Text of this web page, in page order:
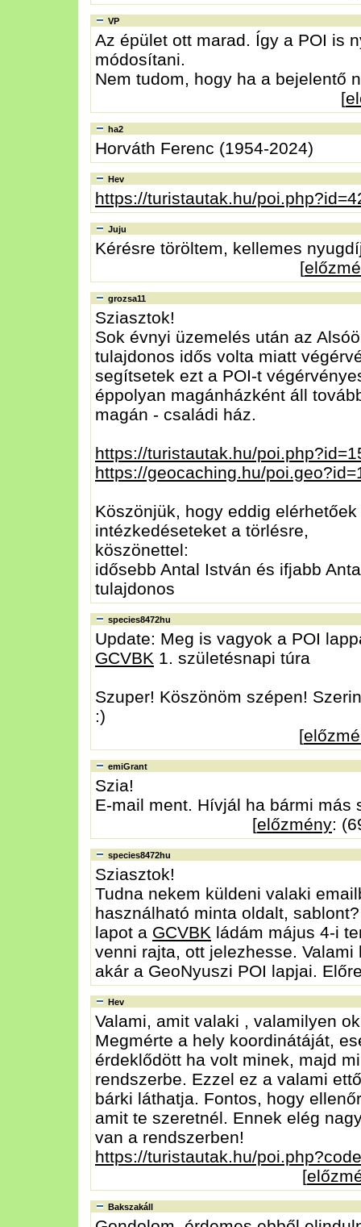
VP
Az épület ott marad. Így a POI is
módosítani.
Nem tudom, hogy ha a bejelentő
[
ha2
Horváth Ferenc (1954-2024)
Hev
https://turistautak.hu/
Juju
Kérésre töröltem, kellemes
[
grozsa11
Sziasztok!
Sok évnyi üzemelés után az
tulajdonos idős volta miatt
segítsetek ezt a POI-t
éppolyan magánházként áll
magán - családi ház.
https://turistautak.hu/
https://geocaching.hu/
Köszönjük, hogy eddig
intézkedéseteket a törlésre,
köszönettel:
idősebb Antal István és ifjabb
tulajdonos
species8472hu
Update: Meg is vagyok a POI
GCVBK 1. születésnapi túra
Szuper! Köszönöm szépen!
:)
[
emiGrant
Szia!
E-mail ment. Hívjál ha bármi más
[előzmény:
species8472hu
Sziasztok!
Tudna nekem küldeni valaki
használható minta oldalt,
lapot a GCVBK ládám május 4-i
venni rajta, ott jelezhesse.
akár a GeoNyuszi POI lapjai.
Hev
Valami, amit valaki , valamilyen
Megmérte a hely koordinátáját,
érdeklődött ha volt minek, majd
rendszerbe. Ezzel ez a valami
bárki láthatja. Fontos, hogy
amit te szeretnél. Ennek elég
van a rendszerben!
https://turistautak.hu/
[
Bakszakáll